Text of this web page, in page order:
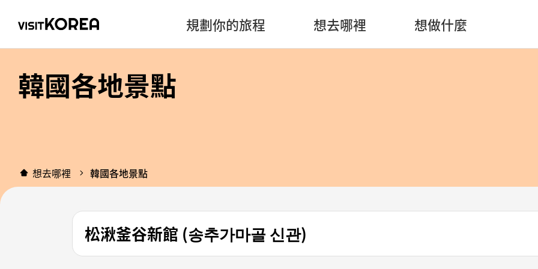
規劃你的旅程 想去哪裡 想做什麼
韓國各地景點
想去哪裡 韓國各地景點
松湫釜谷新館 (송추가마골 신관)